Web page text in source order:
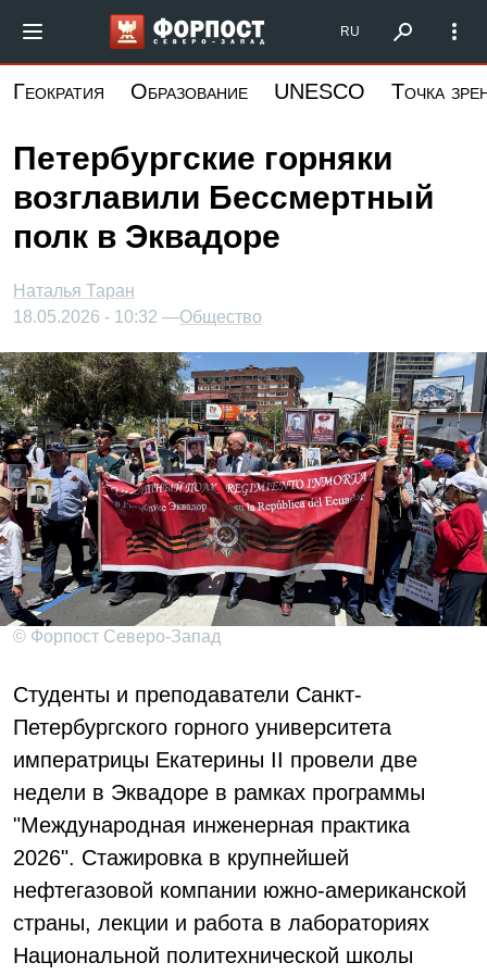
основному
Форпост Северо-Запад
RU
Геократия Образование UNESCO Точка
Петербургские горняки
возглавили Бессмертный
полк в Эквадоре
Наталья Таран
18.05.2026 - 10:32 —Общество
© Форпост Северо-Запад
Студенты и преподаватели Санкт-
Петербургского горного университета
императрицы Екатерины II провели две
недели в Эквадоре в рамках программы
"Международная инженерная практика
2026". Стажировка в крупнейшей
нефтегазовой компании южно-американской
страны, лекции и работа в лабораториях
Национальной политехнической школы